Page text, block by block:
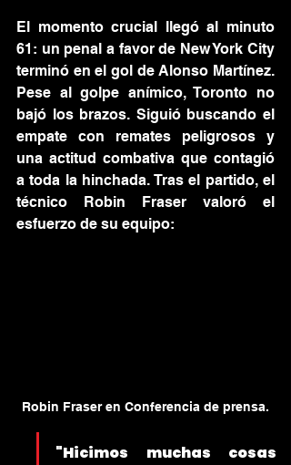
El momento crucial llegó al minuto
61: un penal a favor de New York City
terminó en el gol de Alonso Martínez.
Pese al golpe anímico, Toronto no
bajó los brazos. Siguió buscando el
empate con remates peligrosos y
una actitud combativa que contagió
a toda la hinchada. Tras el partido, el
técnico Robin Fraser valoró el
esfuerzo de su equipo:
Robin Fraser en Conferencia de prensa.
"Hicimos muchas cosas